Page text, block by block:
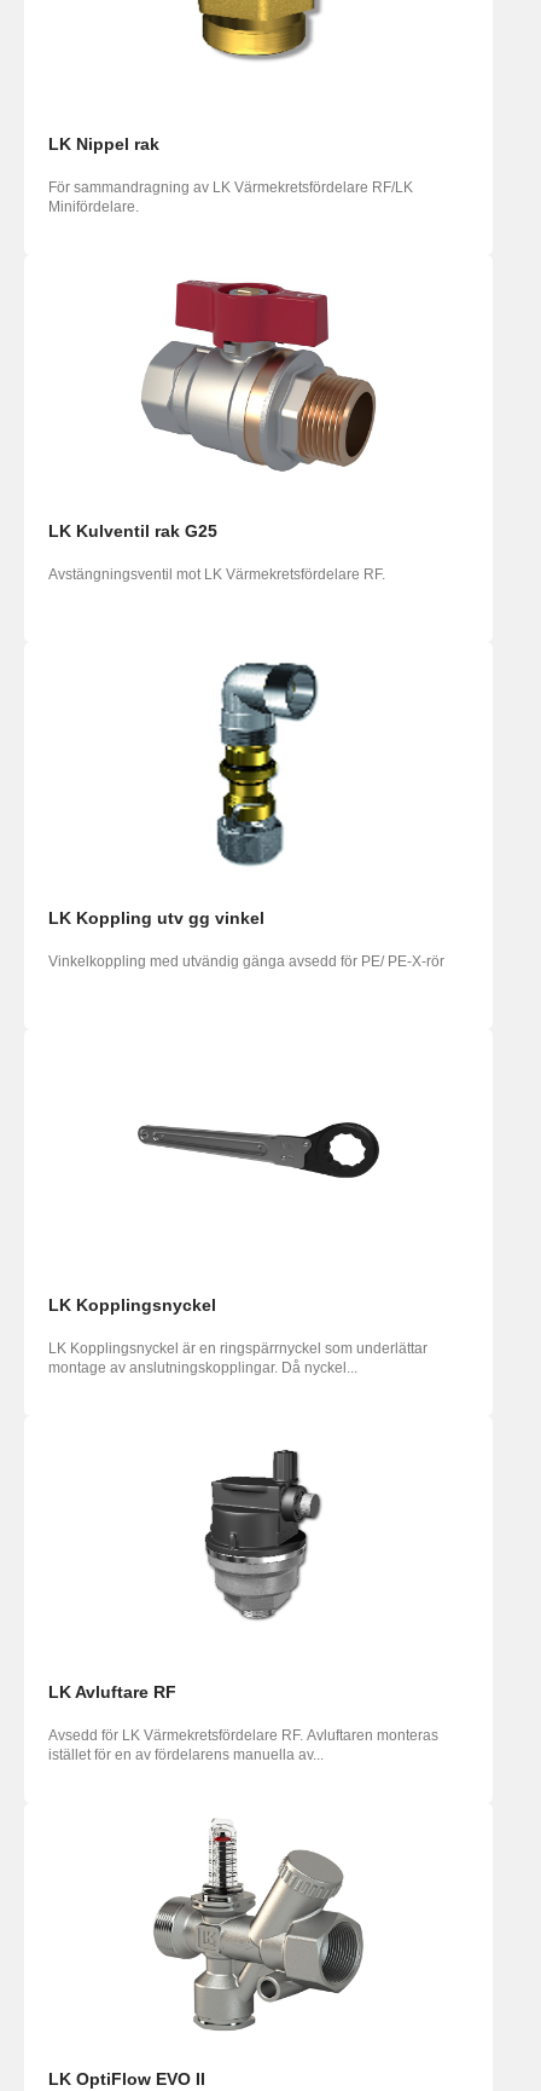
LK Nippel rak
För sammandragning av LK Värmekretsfördelare RF/LK
Minifördelare.
LK Kulventil rak G25
Avstängningsventil mot LK Värmekretsfördelare RF.
LK Koppling utv gg vinkel
Vinkelkoppling med utvändig gänga avsedd för PE/ PE-X-rör
LK Kopplingsnyckel
LK Kopplingsnyckel är en ringspärrnyckel som underlättar
montage av anslutningskopplingar. Då nyckel...
LK Avluftare RF
Avsedd för LK Värmekretsfördelare RF. Avluftaren monteras
istället för en av fördelarens manuella av...
LK OptiFlow EVO II